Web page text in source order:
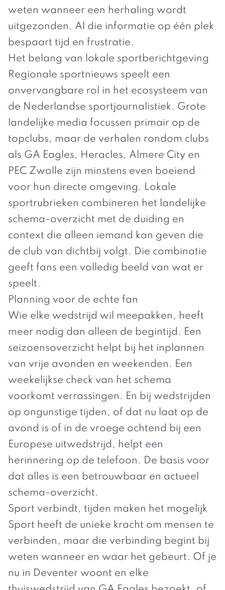
weten wanneer een herhaling wordt
uitgezonden. Al die informatie op één plek
bespaart tijd en frustratie.
Het belang van lokale sportberichtgeving
Regionale sportnieuws speelt een
onvervangbare rol in het ecosysteem van
de Nederlandse sportjournalistiek. Grote
landelijke media focussen primair op de
topclubs, maar de verhalen rondom clubs
als GA Eagles, Heracles, Almere City en
PEC Zwolle zijn minstens even boeiend
voor hun directe omgeving. Lokale
sportrubrieken combineren het landelijke
schema-overzicht met de duiding en
context die alleen iemand kan geven die
de club van dichtbij volgt. Die combinatie
geeft fans een volledig beeld van wat er
speelt.
Planning voor de echte fan
Wie elke wedstrijd wil meepakken, heeft
meer nodig dan alleen de begintijd. Een
seizoensoverzicht helpt bij het inplannen
van vrije avonden en weekenden. Een
weekelijkse check van het schema
voorkomt verrassingen. En bij wedstrijden
op ongunstige tijden, of dat nu laat op de
avond is of in de vroege ochtend bij een
Europese uitwedstrijd, helpt een
herinnering op de telefoon. De basis voor
dat alles is een betrouwbaar en actueel
schema-overzicht.
Sport verbindt, tijden maken het mogelijk
Sport heeft de unieke kracht om mensen te
verbinden, maar die verbinding begint bij
weten wanneer en waar het gebeurt. Of je
nu in Deventer woont en elke